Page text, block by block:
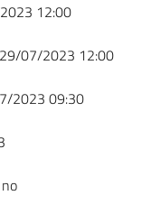
12:00
29/07/2023 12:00
2023 09:30
no